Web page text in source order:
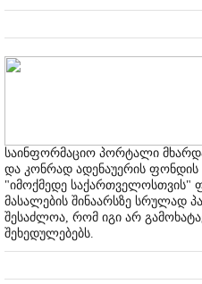
საინფორმაციო პორტალი
და კონრად ადენაუერის ფონდის
"იმოქმედე საქართველოსთვის"
მასალების შინაარსზე სრულად
შესაძლოა, რომ იგი არ
შეხედულებებს.